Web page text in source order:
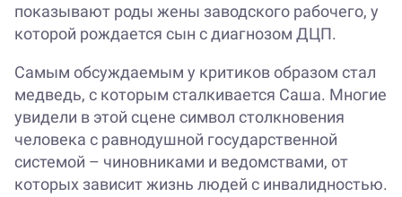
показывают роды жены заводского рабочего, у
которой рождается сын с диагнозом ДЦП.
Самым обсуждаемым у критиков образом стал
медведь, с которым сталкивается Саша. Многие
увидели в этой сцене символ столкновения
человека с равнодушной государственной
системой – чиновниками и ведомствами, от
которых зависит жизнь людей с инвалидностью.